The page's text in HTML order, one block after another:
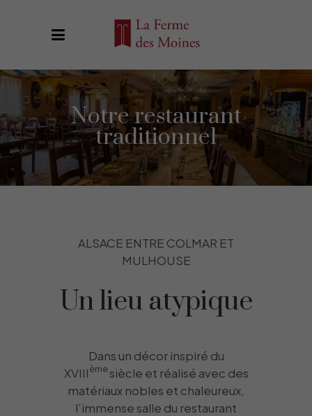
Notre restaurant
traditionnel
ALSACE ENTRE COLMAR ET
MULHOUSE
Un lieu atypique
Dans un décor inspiré du
XVIIIèmesiècle et réalisé avec des
matériaux nobles et chaleureux,
l’immense salle du restaurant